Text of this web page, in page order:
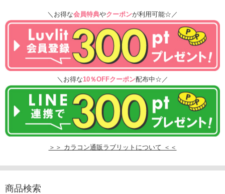
＼お得な会員特典やクーポンが利用可能☆／
＼お得な10％OFFクーポン配布中☆／
＞＞ カラコン通販ラブリットについて ＜＜
商品検索